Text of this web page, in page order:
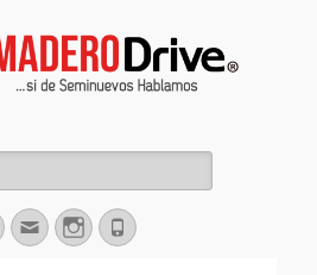
Facebook
Correo
electrónico
Instagram
Phone